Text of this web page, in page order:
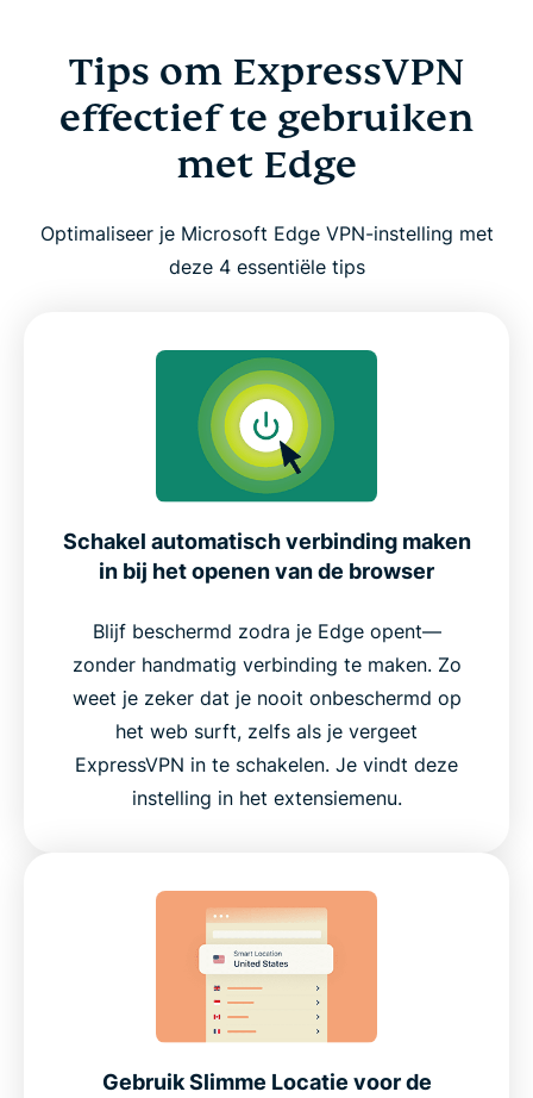
Tips om ExpressVPN
effectief te gebruiken
met Edge
Optimaliseer je Microsoft Edge VPN-instelling met
deze 4 essentiële tips
Schakel automatisch verbinding maken
in bij het openen van de browser
Blijf beschermd zodra je Edge opent—
zonder handmatig verbinding te maken. Zo
weet je zeker dat je nooit onbeschermd op
het web surft, zelfs als je vergeet
ExpressVPN in te schakelen. Je vindt deze
instelling in het extensiemenu.
Gebruik Slimme Locatie voor de